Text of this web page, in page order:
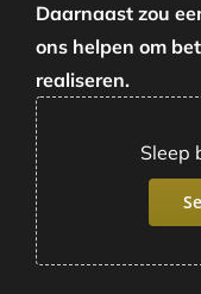
Daarnaast zou
ons helpen om
realiseren.
Sleep